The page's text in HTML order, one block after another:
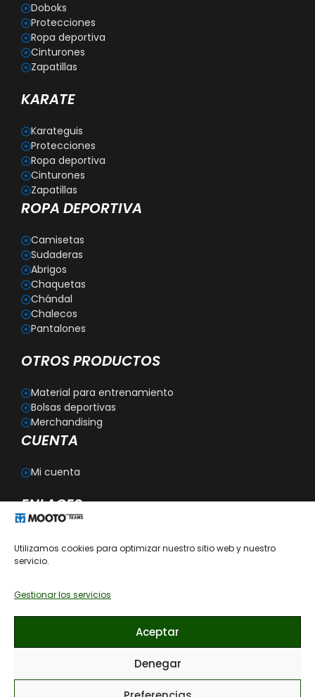
Utilizamos cookies para optimizar nuestro sitio web y nuestro
servicio.
Gestionar los servicios
Aceptar
Denegar
Doboks
Protecciones
Ropa deportiva
Cinturones
Zapatillas
KARATE
Karateguis
Protecciones
Ropa deportiva
Cinturones
Zapatillas
ROPA DEPORTIVA
Camisetas
Sudaderas
Abrigos
Chaquetas
Chándal
Chalecos
Pantalones
OTROS PRODUCTOS
Material para entrenamiento
Bolsas deportivas
Merchandising
CUENTA
Mi cuenta
ENLACES
Personalización
Aviso legal
Política de cookies
Condiciones generales de contratación
Recomendaciones de cómo lavar las prendas